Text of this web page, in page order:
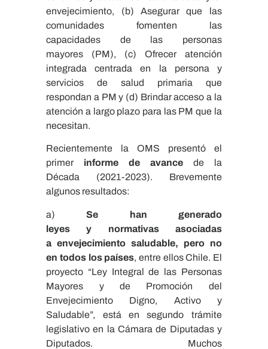
envejecimiento, (b) Asegurar que las
comunidades fomenten las
capacidades de las personas
mayores (PM), (c) Ofrecer atención
integrada centrada en la persona y
servicios de salud primaria que
respondan a PM y (d) Brindar acceso a la
atención a largo plazo para las PM que la
necesitan.
Recientemente la OMS presentó el
primer informe de avancede la
Década (2021-2023). Brevemente
algunos resultados:
a)Se han generado
leyes y normativasasociadas
aenvejecimiento saludable, pero no
en todos los países, entre ellos Chile. El
proyecto “Ley Integral de las Personas
Mayores y de Promoción del
Envejecimiento Digno, Activo y
Saludable”, está en segundo trámite
legislativo en la Cámara de Diputadas y
Diputados. Muchos